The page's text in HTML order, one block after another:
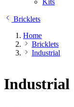
Kits
Bricklets
Home
Bricklets
Industrial
Industrial